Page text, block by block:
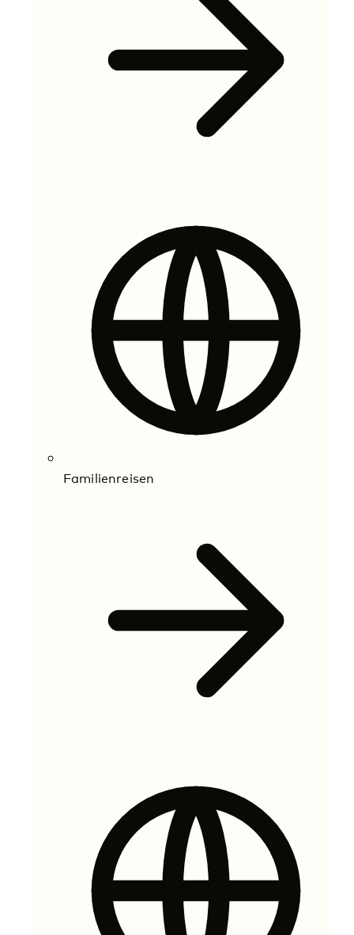
Familienreisen